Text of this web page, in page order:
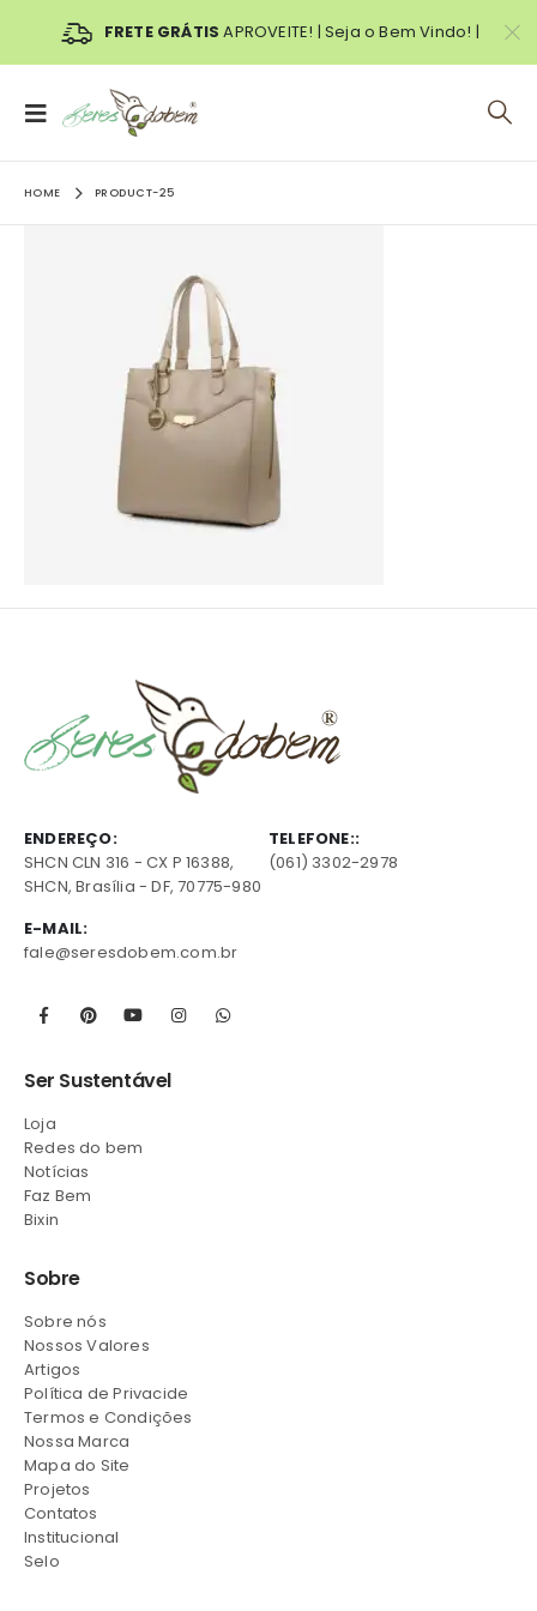
FRETE GRÁTIS APROVEITE! | Seja o Bem Vindo! |
HOME PRODUCT-25
ENDEREÇO:
SHCN CLN 316 - CX P 16388,
SHCN, Brasília - DF, 70775-980
TELEFONE::
(061) 3302-2978
E-MAIL:
fale@seresdobem.com.br
Ser Sustentável
Loja
Redes do bem
Notícias
Faz Bem
Bixin
Sobre
Sobre nós
Nossos Valores
Artigos
Política de Privacide
Termos e Condições
Nossa Marca
Mapa do Site
Projetos
Contatos
Institucional
Selo